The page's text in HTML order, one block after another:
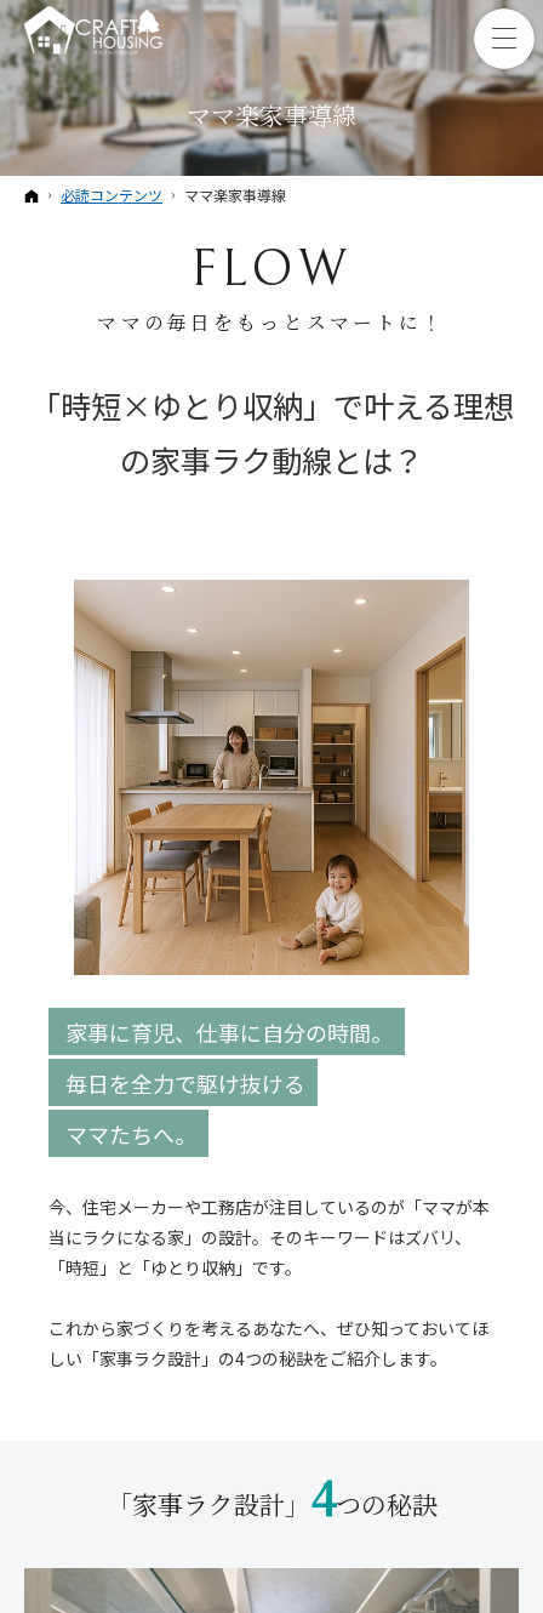
ママ楽家事導線
ホーム
必読コンテンツ ママ楽家事導線
FLOW
ママの毎日をもっとスマートに！
「時短×ゆとり収納」で叶える理想
の家事ラク動線とは？
家事に育児、仕事に自分の時間。
毎日を全力で駆け抜ける
ママたちへ。
今、住宅メーカーや工務店が注目しているのが「ママが本
当にラクになる家」の設計。そのキーワードはズバリ、
「時短」と「ゆとり収納」です。
これから家づくりを考えるあなたへ、ぜひ知っておいてほ
しい「家事ラク設計」の4つの秘訣をご紹介します。
「家事ラク設計」 4つの秘訣